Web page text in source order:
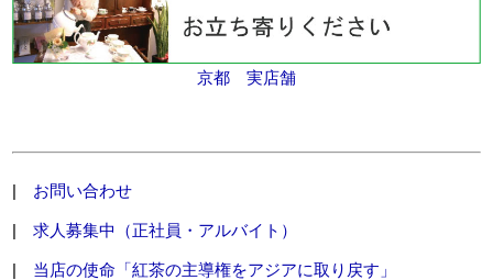
京都 実店舗
| お問い合わせ
|求人募集中（正社員・アルバイト）
| 当店の使命「紅茶の主導権をアジアに取り戻す」